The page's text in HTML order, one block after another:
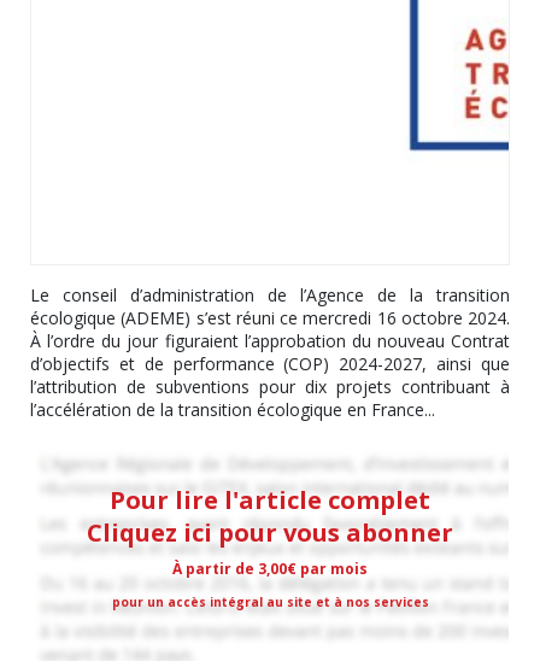
Le conseil d’administration de l’Agence de la transition
écologique (ADEME) s’est réuni ce mercredi 16 octobre 2024.
À l’ordre du jour figuraient l’approbation du nouveau Contrat
d’objectifs et de performance (COP) 2024-2027, ainsi que
l’attribution de subventions pour dix projets contribuant à
l’accélération de la transition écologique en France...
Pour lire l'article complet
Cliquez ici pour vous abonner
À partir de 3,00€ par mois
pour un accès intégral au site et à nos services